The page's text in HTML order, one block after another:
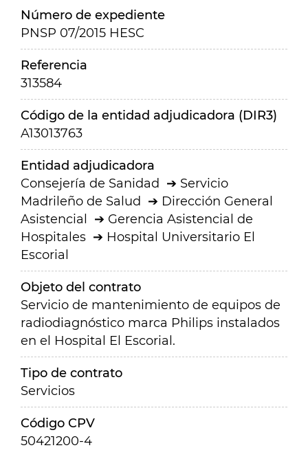
Número de expediente
PNSP 07/2015 HESC
Referencia
313584
Código de la entidad adjudicadora (DIR3)
A13013763
Entidad adjudicadora
Consejería de Sanidad
Servicio
Madrileño de Salud
Dirección General
Asistencial
Gerencia Asistencial de
Hospitales
Hospital Universitario El
Escorial
Objeto del contrato
Servicio de mantenimiento de equipos de
radiodiagnóstico marca Philips instalados
en el Hospital El Escorial.
Tipo de contrato
Servicios
Código CPV
50421200-4